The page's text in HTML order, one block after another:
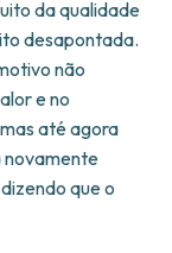
da qualidade
desapontada.
não
e no
até agora
novamente
que o